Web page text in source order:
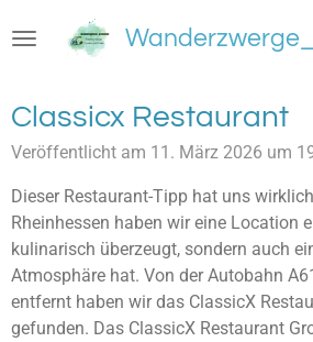
Hauptinhalt
Classicx Restaurant
Veröffentlicht am 11. März 2026 um
Dieser Restaurant-Tipp hat uns
Rheinhessen haben wir eine Location
kulinarisch überzeugt, sondern auch
Atmosphäre hat. Von der Autobahn
entfernt haben wir das ClassicX
gefunden. Das ClassicX Restaurant